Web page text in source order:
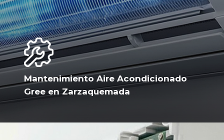
Mantenimiento Aire Acondicionado
Gree en Zarzaquemada